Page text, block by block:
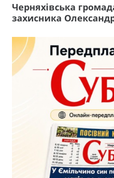
Черняхівська
захисника